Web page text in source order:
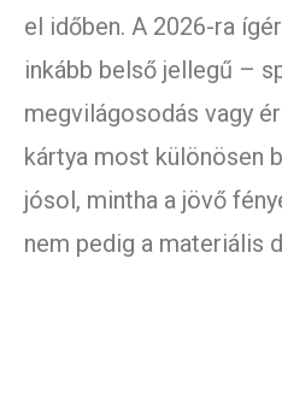
el időben. A 2026-ra
inkább belső jellegű –
megvilágosodás vagy
kártya most különösen
jósol, mintha a jövő
nem pedig a materiális